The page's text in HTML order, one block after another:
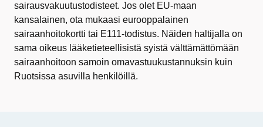
sairausvakuutustodisteet. Jos olet EU-maan
kansalainen, ota mukaasi eurooppalainen
sairaanhoitokortti tai E111-todistus. Näiden haltijalla on
sama oikeus lääketieteellisistä syistä välttämättömään
sairaanhoitoon samoin omavastuukustannuksin kuin
Ruotsissa asuvilla henkilöillä.